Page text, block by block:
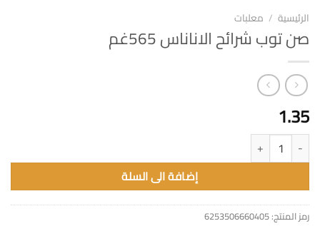
الرئيسية / معلبات
صن توب شرائح الاناناس 565غم
1.35
كمية صن توب شرائح الاناناس 565غم
إضافة الى السلة
رمز المنتج:6253506660405